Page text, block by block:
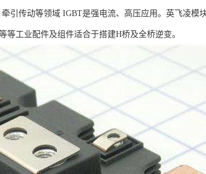
引传动等领域 IGBT是强电流、高压应用。英飞凌模
工业配件及组件适合于搭建H桥及全桥逆变。